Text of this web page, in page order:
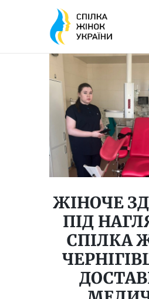
ЖІНОЧЕ
ПІД
СПІЛКА